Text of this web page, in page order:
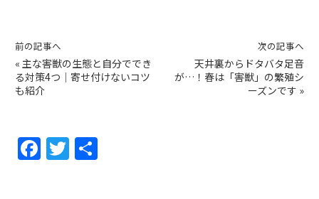
前の記事へ
« 主な害獣の生態と自分ででき
る対策4つ｜寄せ付けないコツ
も紹介
次の記事へ
天井裏からドタバタ足音
が…！春は「害獣」の繁殖シ
ーズンです »
F
a
T
w